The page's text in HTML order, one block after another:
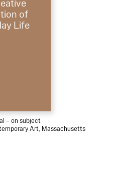
of
Life
– on subject
Art, Massachusetts